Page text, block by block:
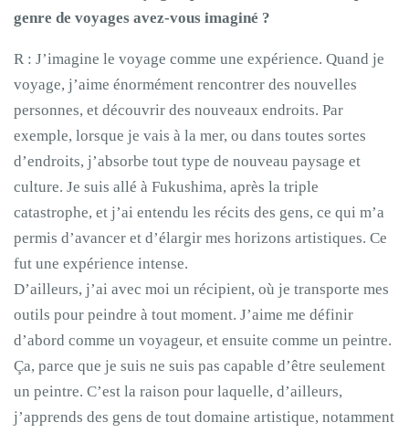
genre de voyages avez-vous imaginé ?
R : J’imagine le voyage comme une expérience. Quand je
voyage, j’aime énormément rencontrer des nouvelles
personnes, et découvrir des nouveaux endroits. Par
exemple, lorsque je vais à la mer, ou dans toutes sortes
d’endroits, j’absorbe tout type de nouveau paysage et
culture. Je suis allé à Fukushima, après la triple
catastrophe, et j’ai entendu les récits des gens, ce qui m’a
permis d’avancer et d’élargir mes horizons artistiques. Ce
fut une expérience intense.
D’ailleurs, j’ai avec moi un récipient, où je transporte mes
outils pour peindre à tout moment. J’aime me définir
d’abord comme un voyageur, et ensuite comme un peintre.
Ça, parce que je suis ne suis pas capable d’être seulement
un peintre. C’est la raison pour laquelle, d’ailleurs,
j’apprends des gens de tout domaine artistique, notamment